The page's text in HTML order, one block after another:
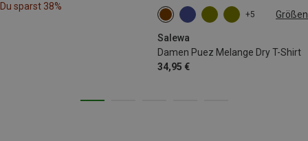
Du sparst 38%
+5 Größen
Salewa
Damen Puez Melange Dry T-Shirt
34,95 €
XS S M
XXL